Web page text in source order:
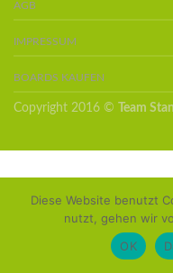
AGB
IMPRESSUM
BOARDS KAUFEN
Copyright 2016 © Team
Diese Website benutzt
nutzt, gehen wir
OK